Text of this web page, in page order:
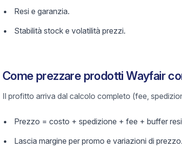
Resi e garanzia.
Stabilità stock e volatilità prezzi.
Come prezzare prodotti Wayfair
Il profitto arriva dal calcolo completo (fee,
Prezzo = costo + spedizione + fee + buffer
Lascia margine per promo e variazioni di prezzo.